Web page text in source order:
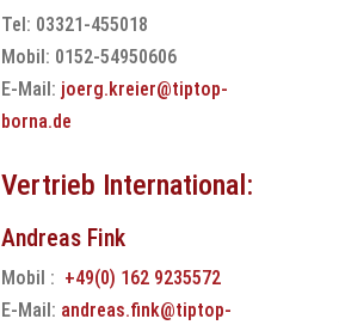
Tel: 03321-455018
Mobil: 0152-54950606
E-Mail: joerg.kreier@tiptop-
borna.de
Vertrieb International:
Andreas Fink
Mobil : +49(0) 162 9235572
E-Mail: andreas.fink@tiptop-